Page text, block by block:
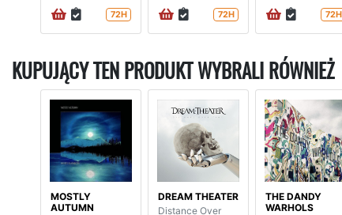
72H 72H 72H
KUPUJĄCY TEN PRODUKT WYBRALI RÓWNIEŻ
MOSTLY
AUTUMN
DREAM THEATER
Distance Over
THE DANDY
WARHOLS